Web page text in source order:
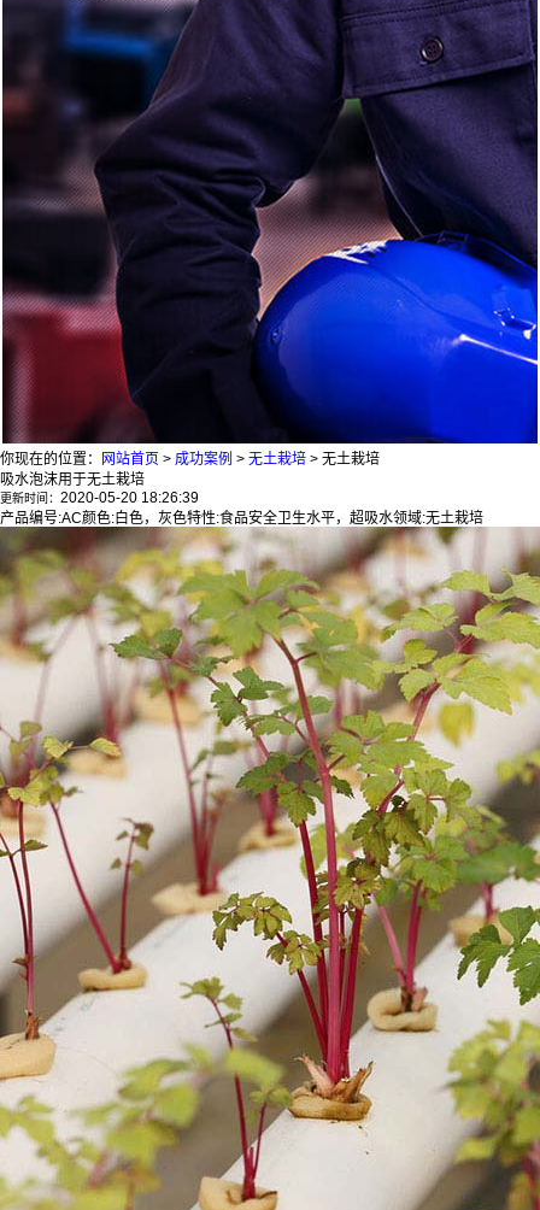
你现在的位置： 网站首页 > 成功案例 > 无土栽培 > 无土栽培
吸水泡沫用于无土栽培
更新时间： 2020-05-20 18:26:39
产品编号:AC颜色:白色，灰色特性:食品安全卫生水平，超吸水领域:无土栽培